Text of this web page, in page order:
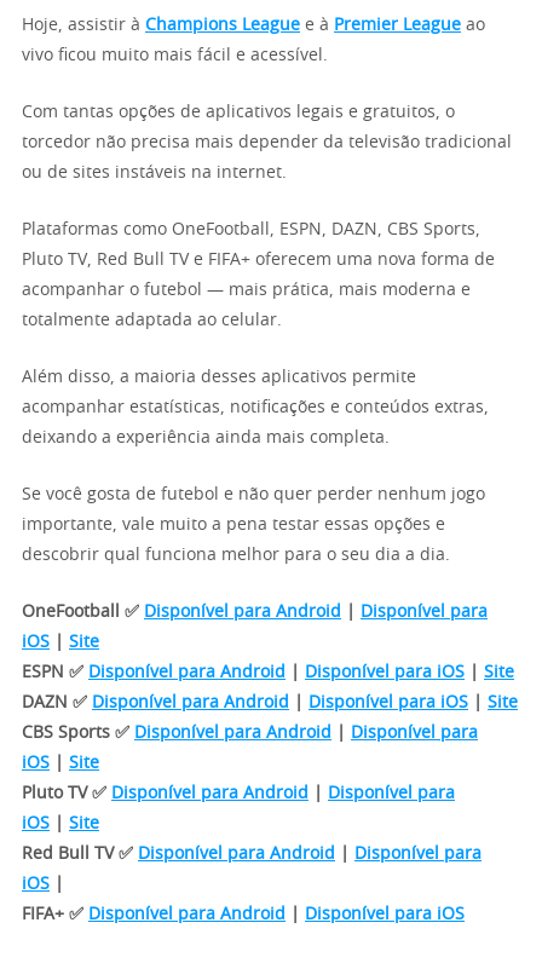
Hoje, assistir à Champions League e à Premier League ao
vivo ficou muito mais fácil e acessível.
Com tantas opções de aplicativos legais e gratuitos, o
torcedor não precisa mais depender da televisão tradicional
ou de sites instáveis na internet.
Plataformas como OneFootball, ESPN, DAZN, CBS Sports,
Pluto TV, Red Bull TV e FIFA+ oferecem uma nova forma de
acompanhar o futebol — mais prática, mais moderna e
totalmente adaptada ao celular.
Além disso, a maioria desses aplicativos permite
acompanhar estatísticas, notificações e conteúdos extras,
deixando a experiência ainda mais completa.
Se você gosta de futebol e não quer perder nenhum jogo
importante, vale muito a pena testar essas opções e
descobrir qual funciona melhor para o seu dia a dia.
OneFootball ✅ Disponível para Android
Disponível para
iOS
Site
ESPN ✅ Disponível para Android Disponível para iOS
Site
DAZN ✅ Disponível para Android Disponível para iOS
Site
CBS Sports ✅ Disponível para Android
Disponível para
iOS
Site
Pluto TV ✅ Disponível para Android
Disponível para
iOS
Site
Red Bull TV ✅ Disponível para Android
Disponível para
iOS
FIFA+ ✅ Disponível para Android Disponível para iOS